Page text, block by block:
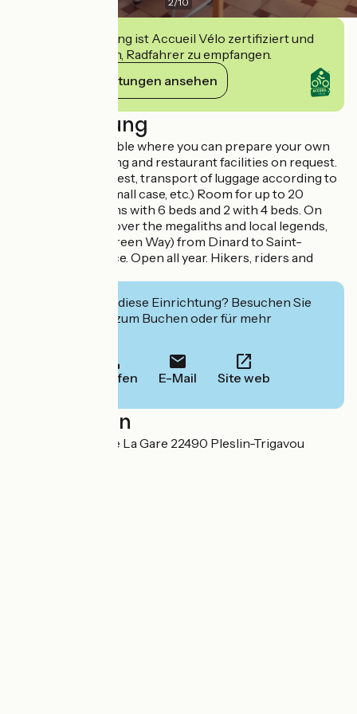
Diese Einrichtung ist Accueil Vélo zertifiziert und
verpflichtet sich, Radfahrer zu empfangen.
Ihre Verpflichtungen ansehen
Beschreibung
A kitchen is available where you can prepare your own
meals, with catering and restaurant facilities on request.
Breakfast on request, transport of luggage according to
size (backpack, small case, etc.) Room for up to 20
guests: 2 bedrooms with 6 beds and 2 with 4 beds. On
site: walks to discover the megaliths and local legends,
the Voie Verte (Green Way) from Dinard to Saint-
Samson-sur-Rance. Open all year. Hikers, riders and
Interessiert Sie diese Einrichtung? Besuchen Sie
deren Website zum Buchen oder für mehr
Anrufen E-Mail Site web
Localisation
Rue du Poudouvre La Gare 22490 Pleslin-Trigavou